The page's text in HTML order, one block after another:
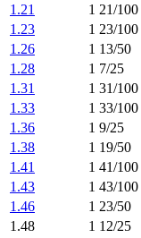
1.21
1 21/100
1.23
1 23/100
1.26
1 13/50
1.28
1 7/25
1.31
1 31/100
1.33
1 33/100
1.36
1 9/25
1.38
1 19/50
1.41
1 41/100
1.43
1 43/100
1.46
1 23/50
1.48
1 12/25